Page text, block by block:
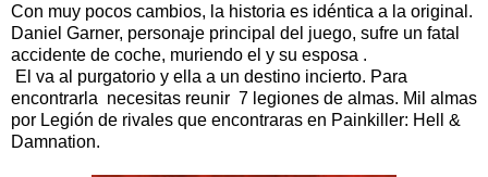
Con muy pocos cambios, la historia es idéntica a la original.
Daniel Garner, personaje principal del juego, sufre un fatal
accidente de coche, muriendo el y su esposa .
El va al purgatorio y ella a un destino incierto. Para
encontrarla necesitas reunir 7 legiones de almas. Mil almas
por Legión de rivales que encontraras en Painkiller: Hell &
Damnation.